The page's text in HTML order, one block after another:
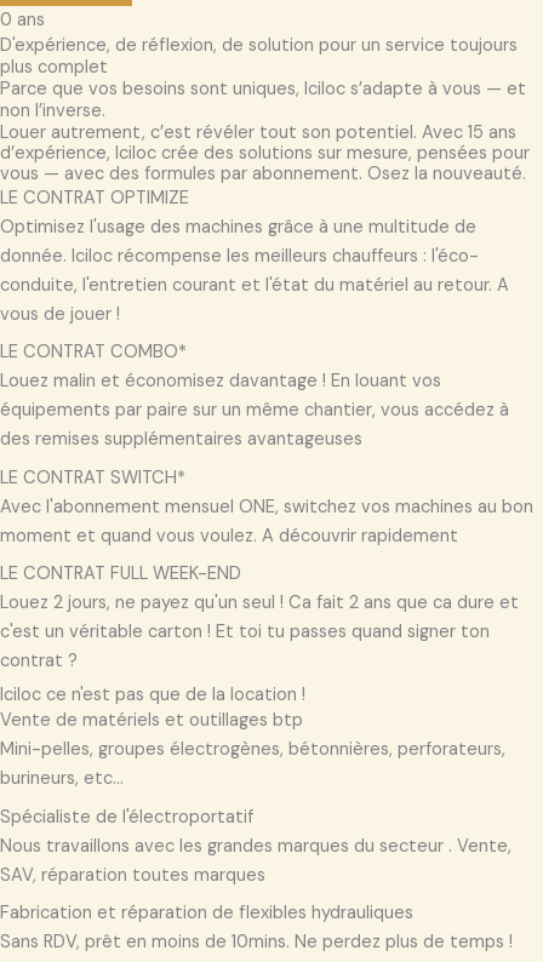
0 ans
D'expérience, de réflexion, de solution pour un service toujours
plus complet
Parce que vos besoins sont uniques, Iciloc s’adapte à vous — et
non l’inverse.
Louer autrement, c’est révéler tout son potentiel. Avec 15 ans
d’expérience, Iciloc crée des solutions sur mesure, pensées pour
vous — avec des formules par abonnement. Osez la nouveauté.
LE CONTRAT OPTIMIZE
Optimisez l'usage des machines grâce à une multitude de
donnée. Iciloc récompense les meilleurs chauffeurs : l'éco-
conduite, l'entretien courant et l'état du matériel au retour. A
vous de jouer !
LE CONTRAT COMBO*
Louez malin et économisez davantage ! En louant vos
équipements par paire sur un même chantier, vous accédez à
des remises supplémentaires avantageuses
LE CONTRAT SWITCH*
Avec l'abonnement mensuel ONE, switchez vos machines au bon
moment et quand vous voulez. A découvrir rapidement
LE CONTRAT FULL WEEK-END
Louez 2 jours, ne payez qu'un seul ! Ca fait 2 ans que ca dure et
c'est un véritable carton ! Et toi tu passes quand signer ton
contrat ?
Iciloc ce n'est pas que de la location !
Vente de matériels et outillages btp
Mini-pelles, groupes électrogènes, bétonnières, perforateurs,
burineurs, etc...
Spécialiste de l'électroportatif
Nous travaillons avec les grandes marques du secteur . Vente,
SAV, réparation toutes marques
Fabrication et réparation de flexibles hydrauliques
Sans RDV, prêt en moins de 10mins. Ne perdez plus de temps !